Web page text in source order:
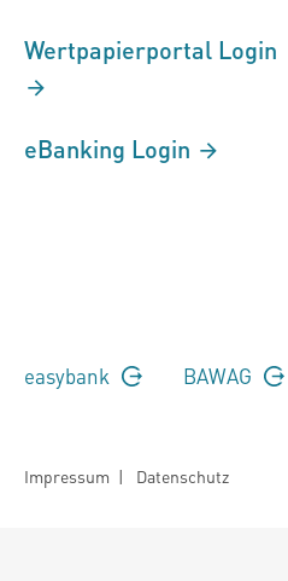
Wertpapierportal Login
eBanking Login
easybank BAWAG
Impressum | Datenschutz